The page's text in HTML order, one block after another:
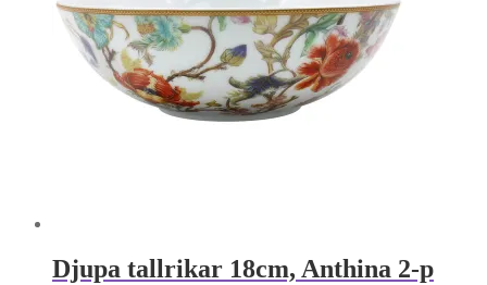
Djupa tallrikar 18cm, Anthina 2-p